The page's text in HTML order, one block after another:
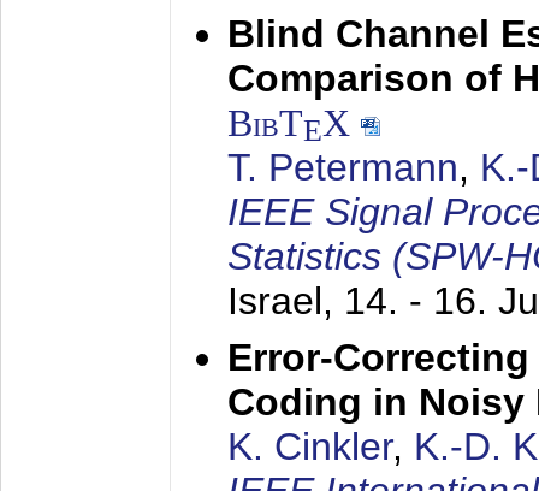
Blind Channel
Comparison of
BibTEX
T. Petermann,
IEEE Signal
Statistics (SPW-
Israel, 14. - 16.
Error-
Coding in Noisy
K. Cinkler, K.-D.